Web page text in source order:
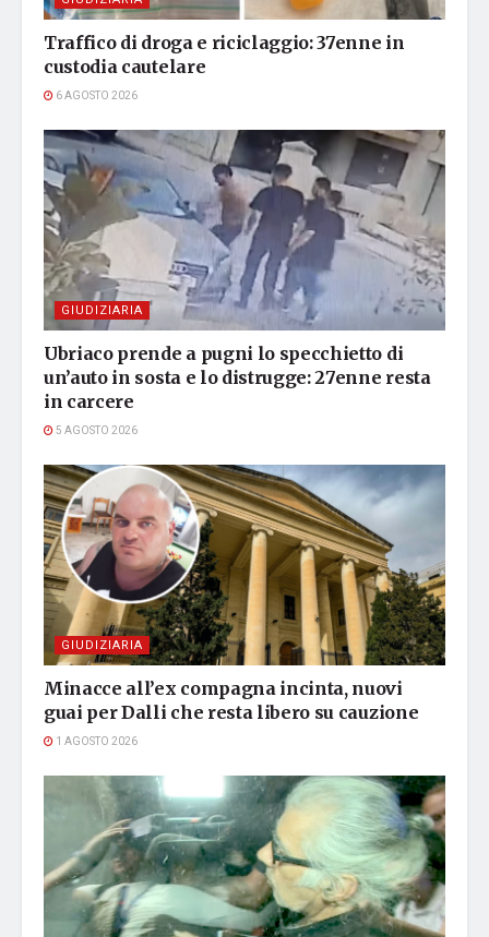
Traffico di droga e riciclaggio: 37enne in
custodia cautelare
6 AGOSTO 2026
GIUDIZIARIA
Ubriaco prende a pugni lo specchietto di
un’auto in sosta e lo distrugge: 27enne resta
in carcere
5 AGOSTO 2026
GIUDIZIARIA
Minacce all’ex compagna incinta, nuovi
guai per Dalli che resta libero su cauzione
1 AGOSTO 2026